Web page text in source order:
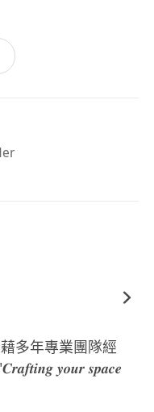
多年專業團隊經
𝒚𝒐𝒖𝒓 𝒔𝒑𝒂𝒄𝒆